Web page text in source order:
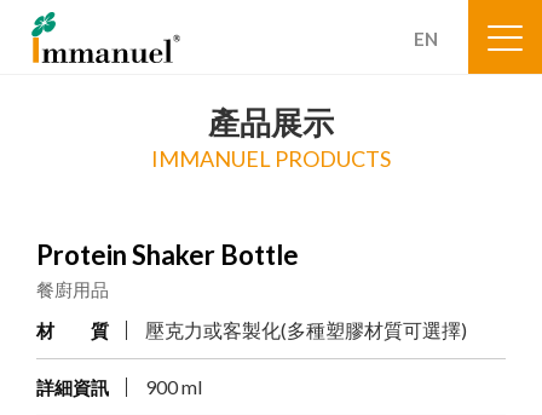
EN
產品展示
IMMANUEL PRODUCTS
Protein Shaker Bottle
餐廚用品
材 質
壓克力或客製化(多種塑膠材質可選擇)
詳細資訊 900 ml